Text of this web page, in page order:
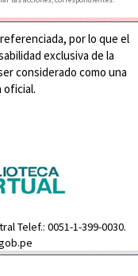
por lo que el
exclusiva de la
considerado como una
Telef.: 0051-1-399-0030.